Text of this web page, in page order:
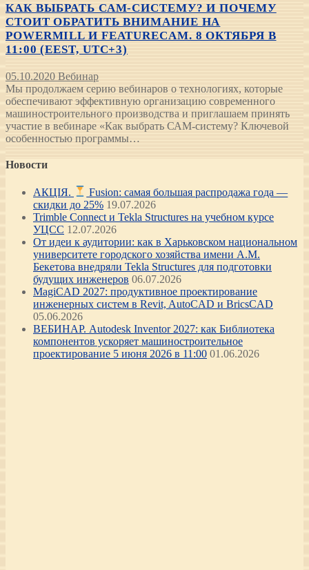
КАК ВЫБРАТЬ САМ-СИСТЕМУ? И ПОЧЕМУ
СТОИТ ОБРАТИТЬ ВНИМАНИЕ НА
POWERMILL И FEATURECAM. 8 ОКТЯБРЯ В
11:00 (EEST, UTC+3)
05.10.2020 Вебинар
Мы продолжаем серию вебинаров о технологиях, которые
обеспечивают эффективную организацию современного
машиностроительного производства и приглашаем принять
участие в вебинаре «Как выбрать САМ-систему? Ключевой
особенностью программы…
Новости
АКЦІЯ.
Fusion: самая большая распродажа года —
скидки до 25% 19.07.2026
Trimble Connect и Tekla Structures на учебном курсе
УЦСС 12.07.2026
От идеи к аудитории: как в Харьковском национальном
университете городского хозяйства имени А.М.
Бекетова внедряли Tekla Structures для подготовки
будущих инженеров 06.07.2026
MagiCAD 2027: продуктивное проектирование
инженерных систем в Revit, AutoCAD и BricsCAD
05.06.2026
ВЕБИНАР. Autodesk Inventor 2027: как Библиотека
компонентов ускоряет машиностроительное
проектирование 5 июня 2026 в 11:00 01.06.2026